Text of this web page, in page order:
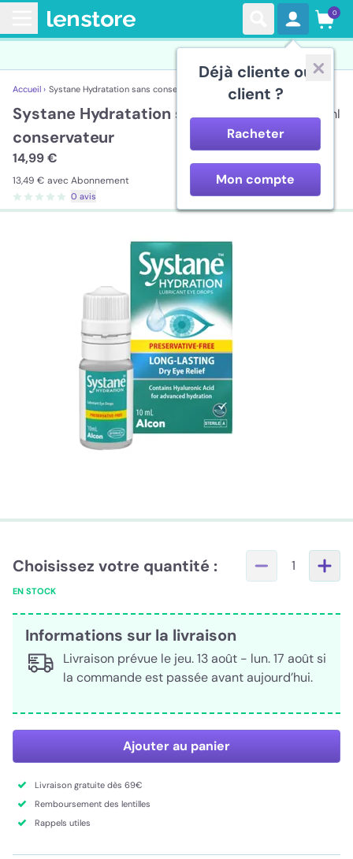
Déjà cliente ou
client ?
Racheter
Mon compte
0
Accueil › Systane Hydratation sans conservateur
Systane Hydratation sans
conservateur
14,99 €
13,49 € avec Abonnement
0 avis
10ml
Choisissez votre quantité : 1
EN STOCK
Informations sur la livraison
Livraison prévue le jeu. 13 août - lun. 17 août si
la commande est passée avant aujourd’hui.
Ajouter au panier
Livraison gratuite dès 69€
Remboursement des lentilles
Rappels utiles